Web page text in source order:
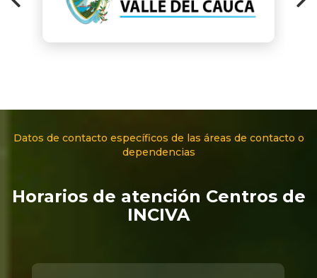
Datos de contacto específicos de las áreas de contacto o
dependencias
Horarios de atención Centros de
INCIVA